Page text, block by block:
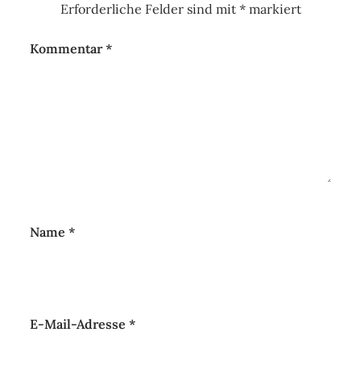
Erforderliche Felder sind mit *markiert
Kommentar*
Name*
E-Mail-Adresse*